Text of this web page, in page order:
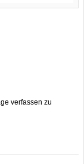
verfassen zu